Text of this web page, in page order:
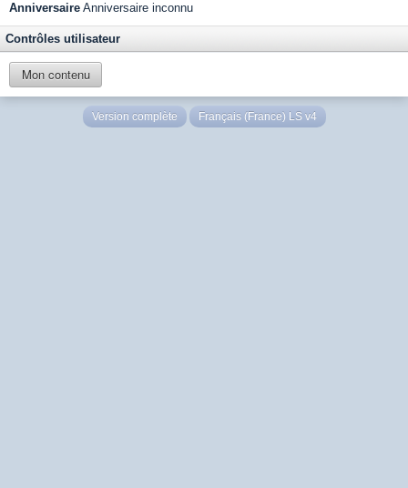
Anniversaire Anniversaire inconnu
Contrôles utilisateur
Mon contenu
Version complète Français (France) LS v4